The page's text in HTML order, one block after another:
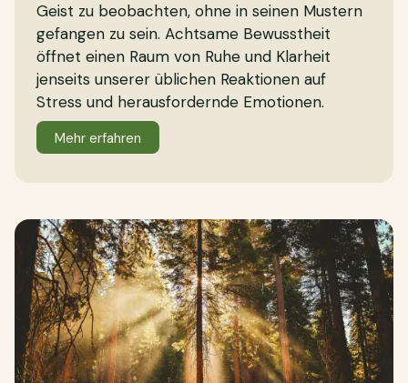
Geist zu beobachten, ohne in seinen Mustern
gefangen zu sein. Achtsame Bewusstheit
öffnet einen Raum von Ruhe und Klarheit
jenseits unserer üblichen Reaktionen auf
Stress und herausfordernde Emotionen.
Mehr erfahren